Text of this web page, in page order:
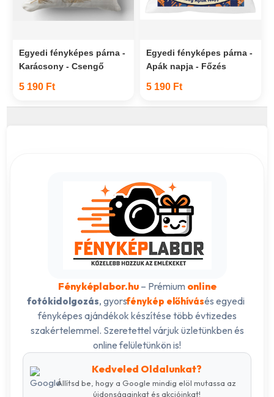
Egyedi fényképes párna -
Karácsony - Csengő
5 190 Ft
Egyedi fényképes párna -
Apák napja - Főzés
5 190 Ft
Fényképlabor.hu– Prémium online
fotókidolgozás, gyorsfénykép előhívásés egyedi
fényképes ajándékok készítése több évtizedes
szakértelemmel. Szeretettel várjuk üzletünkben és
online felületünkön is!
Kedveled Oldalunkat?
Állítsd be, hogy a Google mindig elöl mutassa az
újdonságainkat és akcióinkat!